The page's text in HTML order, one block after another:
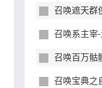
召唤遮天群侠征
召唤系主宰
召唤百万骷
召唤宝典之自